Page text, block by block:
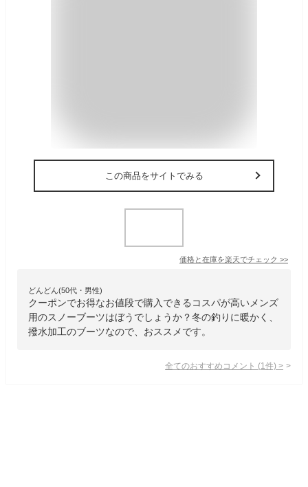
この商品をサイトでみる
価格と在庫を楽天でチェック >>
どんどん(50代・男性)
クーポンでお得なお値段で購入できるコスパが高いメンズ
用のスノーブーツはぼうでしょうか？冬の釣りに暖かく、
撥水加工のブーツなので、おススメです。
全てのおすすめコメント (1 件) >